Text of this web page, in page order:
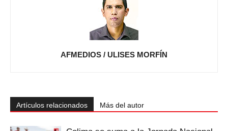
AFMEDIOS / ULISES MORFÍN
Artículos relacionados Más del autor